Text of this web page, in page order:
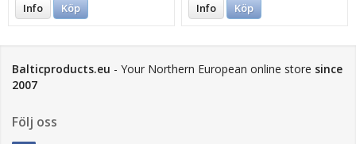
Info Köp Info Köp
Balticproducts.eu - Your Northern European online store since
2007
Följ oss